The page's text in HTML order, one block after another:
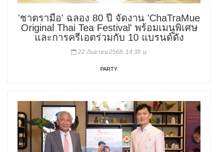
'ชาตรามือ' ฉลอง 80 ปี จัดงาน 'ChaTraMue
Original Thai Tea Festival' พร้อมเมนูพิเศษ
และการครีเอตร่วมกับ 10 แบรนด์ดัง
22 กันยายน 2568, 14:38 น.
PARTY